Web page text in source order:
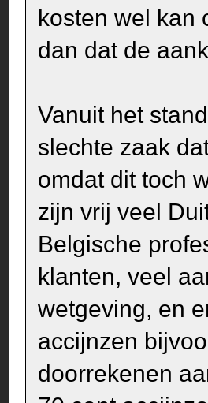
kosten wel kan
dan dat de
Vanuit het
slechte zaak
omdat dit toch
zijn vrij veel
Belgische
klanten, veel
wetgeving, en
accijnzen
doorrekenen